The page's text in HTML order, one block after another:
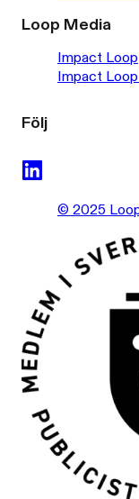
Loop Media
Impact Loop
Impact
Följ
© 2025